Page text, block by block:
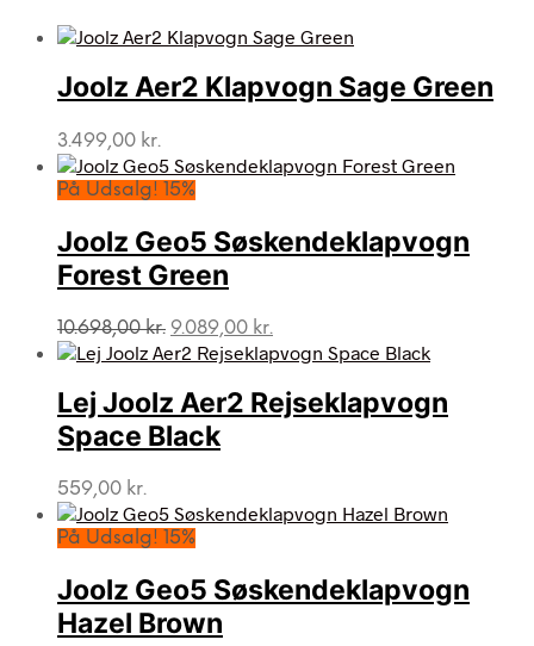
Joolz Aer2 Klapvogn Sage Green
3.499,00 kr.
På Udsalg! 15%
Joolz Geo5 Søskendeklapvogn
Forest Green
10.698,00kr. Den
oprindelige
var:
10.698,00 kr..
9.089,00 kr.
aktuelle
er:
9.089,00 kr..
Lej Joolz Aer2 Rejseklapvogn
Space Black
559,00 kr.
På Udsalg! 15%
Joolz Geo5 Søskendeklapvogn
Hazel Brown